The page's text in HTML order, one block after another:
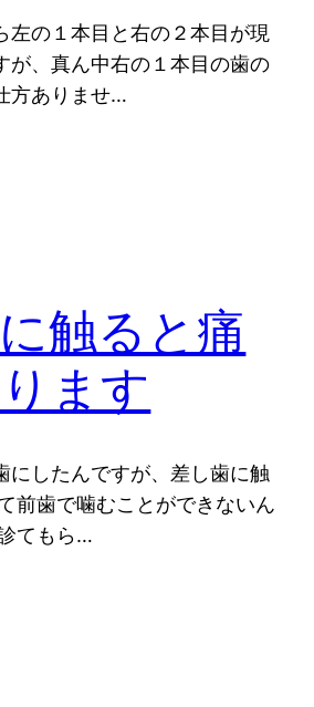
左の１本目と右の２本目が現
が、真ん中右の１本目の歯の
方ありませ…
触ると痛
ます
にしたんですが、差し歯に触
前歯で噛むことができないん
てもら…